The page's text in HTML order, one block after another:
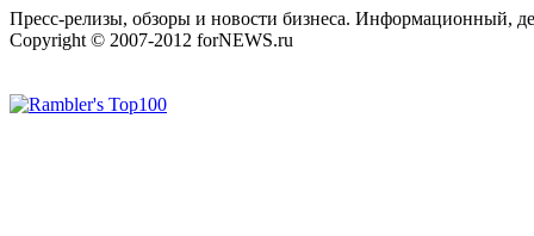
Пресс-релизы, обзоры и новости бизнеса. Информационный,
Copyright © 2007-2012 forNEWS.ru